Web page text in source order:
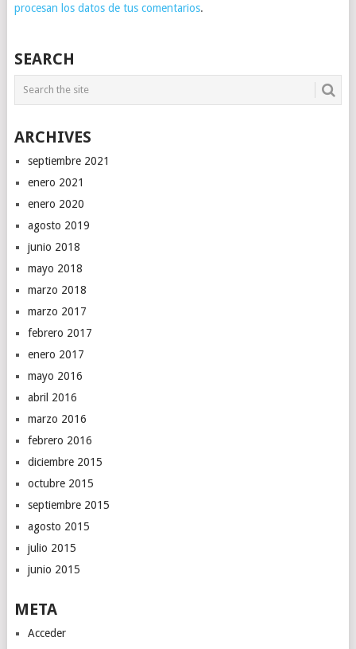
procesan los datos de tus comentarios.
SEARCH
ARCHIVES
septiembre 2021
enero 2021
enero 2020
agosto 2019
junio 2018
mayo 2018
marzo 2018
marzo 2017
febrero 2017
enero 2017
mayo 2016
abril 2016
marzo 2016
febrero 2016
diciembre 2015
octubre 2015
septiembre 2015
agosto 2015
julio 2015
junio 2015
META
Acceder